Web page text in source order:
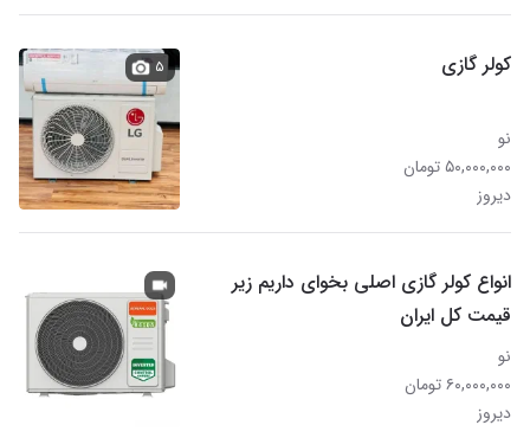
کولر گازی
نو
۵۰,۰۰۰,۰۰۰ تومان
دیروز
۵
انواع کولر گازی اصلی بخوای داریم زیر
قیمت کل ایران
نو
۶۰,۰۰۰,۰۰۰ تومان
دیروز